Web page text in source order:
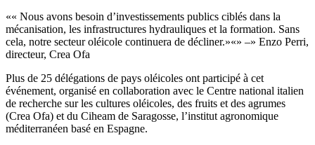
« Nous avons besoin d’investissements publics ciblés dans la
mécanisation, les infrastructures hydrauliques et la formation. Sans
cela, notre secteur oléicole continuera de décliner.
» –
Enzo Perri,
directeur, Crea Ofa
Plus de 25 délégations de pays oléicoles ont participé à cet
événement, organisé en collaboration avec le Centre national italien
de recherche sur les cultures oléicoles, des fruits et des agrumes
(Crea Ofa) et du Ciheam de Saragosse, l’institut agronomique
méditerranéen basé en Espagne.